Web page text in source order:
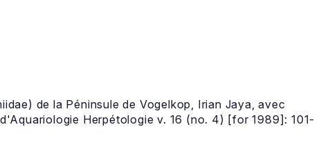
de la Péninsule de Vogelkop, Irian Jaya, avec
Herpétologie v. 16 (no. 4) [for 1989]: 101-